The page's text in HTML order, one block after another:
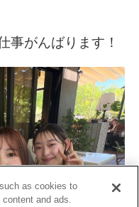
事がんばります！
as cookies to
and ads.